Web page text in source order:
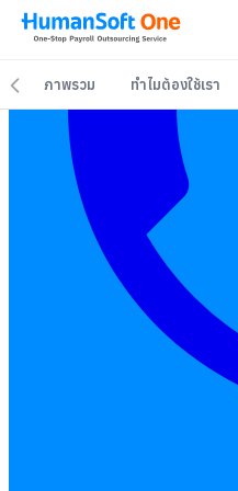
ภาพรวม ทำไมต้องใช้เรา